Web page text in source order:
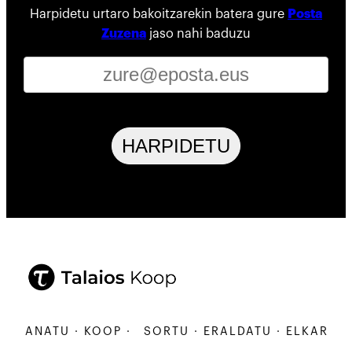
Harpidetu urtaro bakoitzarekin batera gure Posta
Zuzena jaso nahi baduzu
HARPIDETU
· KOOP · SORTU · ERALDATU ·